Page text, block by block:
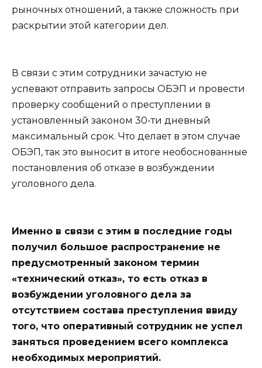
рыночных отношений, а также сложность при
раскрытии этой категории дел.
В связи с этим сотрудники зачастую не
успевают отправить запросы ОБЭП и провести
проверку сообщений о преступлении в
установленный законом 30-ти дневный
максимальный срок. Что делает в этом случае
ОБЭП, так это выносит в итоге необоснованные
постановления об отказе в возбуждении
уголовного дела.
Именно в связи с этим в последние годы
получил большое распространение не
предусмотренный законом термин
«технический отказ», то есть отказ в
возбуждении уголовного дела за
отсутствием состава преступления ввиду
того, что оперативный сотрудник не успел
заняться проведением всего комплекса
необходимых мероприятий.